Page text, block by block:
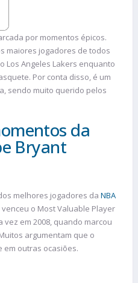
por momentos épicos.
maiores jogadores de todos
Los Angeles Lakers enquanto
Por conta disso, é um
sendo muito querido pelos
da
Bryant
melhores jogadores da NBA
o Most Valuable Player
vez em 2008, quando marcou
argumentam que o
em outras ocasiões.